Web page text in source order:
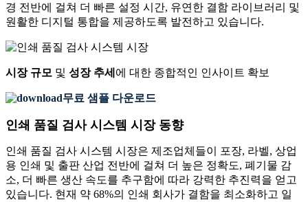
경 전반에 걸쳐 더 빠른 설정 시간, 유연한 결함 라이브러리 및
원활한 디지털 통합을 제공하도록 발전하고 있습니다.
시장 규모 및 성장 추세 에 대한 종합적인 인사이트 확보
무료 샘플 다운로드
인쇄 품질 검사 시스템 시장 동향
인쇄 품질 검사 시스템 시장은 제조업체들이 포장, 라벨, 상업
용 인쇄 및 출판 산업 전반에 걸쳐 더 높은 정확도, 폐기물 감
소, 더 빠른 생산 속도를 추구함에 따라 강력한 추진력을 얻고
있습니다. 현재 약 68%의 인쇄 회사가 결함을 최소화하고 일